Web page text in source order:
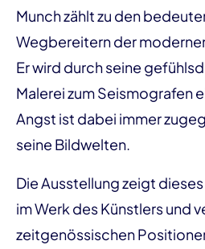
Munch zählt zu den
Wegbereitern der
Er wird durch seine
Malerei zum Seismografen
Angst ist dabei immer
seine Bildwelten.
Die Ausstellung zeigt
im Werk des Künstlers und
zeitgenössischen